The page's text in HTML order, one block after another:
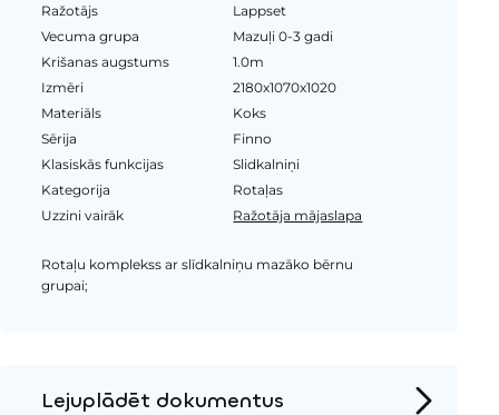
Ražotājs
Lappset
Vecuma grupa
Mazuļi 0-3 gadi
Krišanas augstums
1.0m
Izmēri
2180x1070x1020
Materiāls
Koks
Sērija
Finno
Klasiskās funkcijas
Slidkalniņi
Kategorija
Rotaļas
Uzzini vairāk
Ražotāja mājaslapa
Rotaļu komplekss ar slīdkalniņu mazāko bērnu
grupai;
Lejuplādēt dokumentus